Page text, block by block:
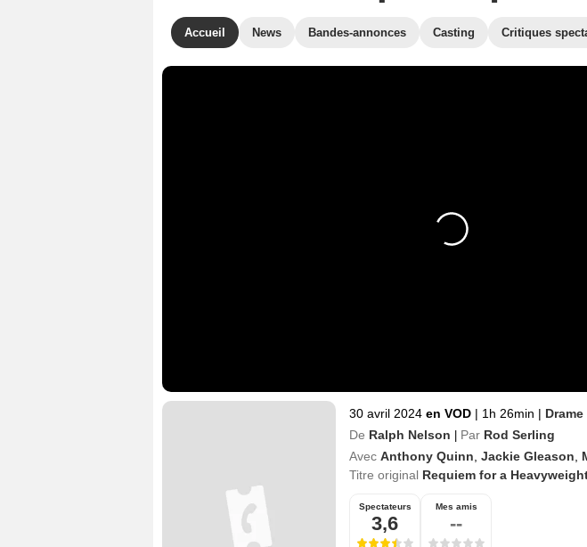
Accueil News Bandes-annonces Casting Critiques
30 avril 2024 en VOD | 1h 26min | Drame
De Ralph Nelson | Par Rod Serling
Avec Anthony Quinn Jackie Gleason
Titre original Requiem for a
Spectateurs
3,6
Mes amis
--